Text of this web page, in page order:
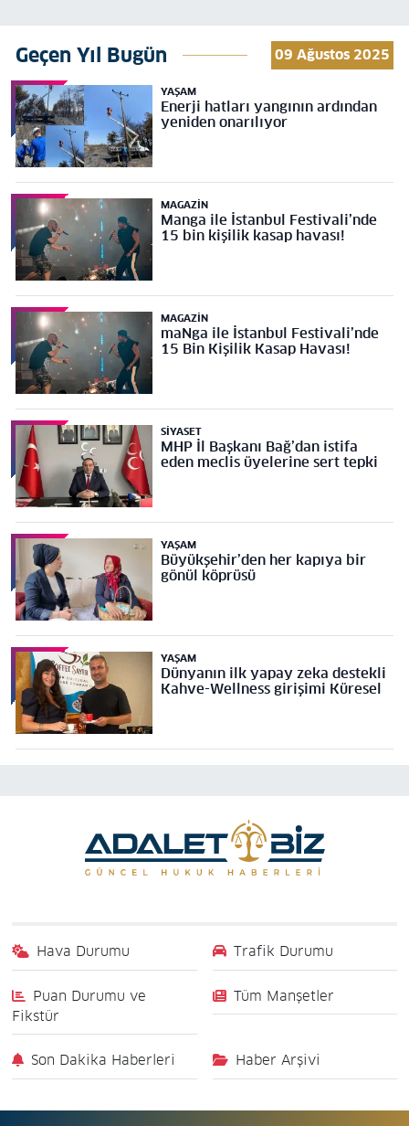
Geçen Yıl Bugün 09 Ağustos 2025
YAŞAM
Enerji hatları yangının ardından
yeniden onarılıyor
MAGAZIN
Manga ile İstanbul Festivali’nde
15 bin kişilik kasap havası!
MAGAZIN
maNga ile İstanbul Festivali’nde
15 Bin Kişilik Kasap Havası!
SIYASET
MHP İl Başkanı Bağ’dan istifa
eden meclis üyelerine sert tepki
YAŞAM
Büyükşehir’den her kapıya bir
gönül köprüsü
YAŞAM
Dünyanın ilk yapay zeka destekli
Kahve-Wellness girişimi Küresel
Hava Durumu Trafik Durumu
Puan Durumu ve
Fikstür
Tüm Manşetler
Son Dakika Haberleri Haber Arşivi